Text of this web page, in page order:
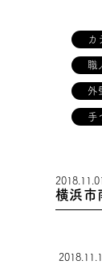
カ
職
外
手
横浜市
2018.11.1